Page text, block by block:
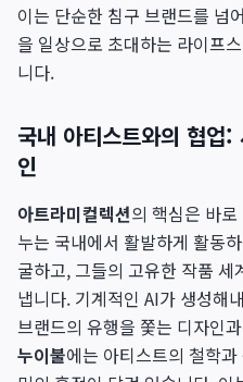
이는 단순한 침구 브랜드를 넘
을 일상으로 초대하는 라이프
니다.
국내 아티스트와의 협업
인
아트라미컬렉션의 핵심은 바
누는 국내에서 활발하게 활동
굴하고, 그들의 고유한 작품
냅니다. 기계적인 AI가 생성해
브랜드의 유행을 쫓는 디자인
누이불에는 아티스트의 철학